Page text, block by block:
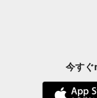
今すぐ